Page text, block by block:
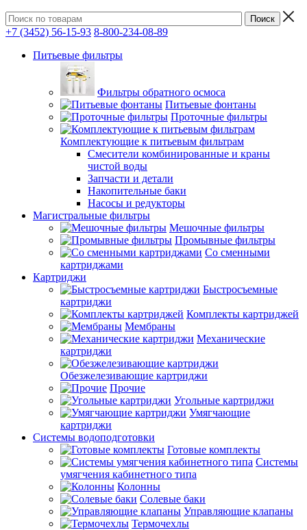
+7 (3452) 56-15-93 8-800-234-08-89
Питьевые фильтры
Фильтры обратного осмоса
Питьевые фонтаны
Проточные фильтры
Комплектующие к питьевым фильтрам
Смесители комбинированные и краны
чистой воды
Запчасти и детали
Накопительные баки
Насосы и редукторы
Магистральные фильтры
Мешочные фильтры
Промывные фильтры
Со сменными
картриджами
Картриджи
Быстросъемные
картриджи
Комплекты картриджей
Мембраны
Механические
картриджи
Обезжелезивающие картриджи
Прочие
Угольные картриджи
Умягчающие
картриджи
Системы водоподготовки
Готовые комплекты
Системы
умягчения кабинетного типа
Колонны
Солевые баки
Управляющие клапаны
Термочехлы